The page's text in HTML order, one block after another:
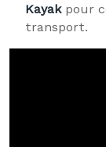
Kayakpour
transport.